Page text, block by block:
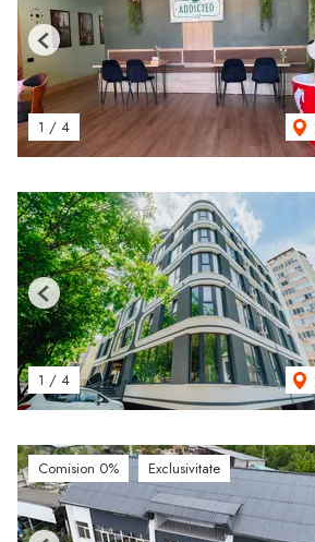
1 / 4
Previous
1 / 4
Previous
Comision 0% Exclusivitate